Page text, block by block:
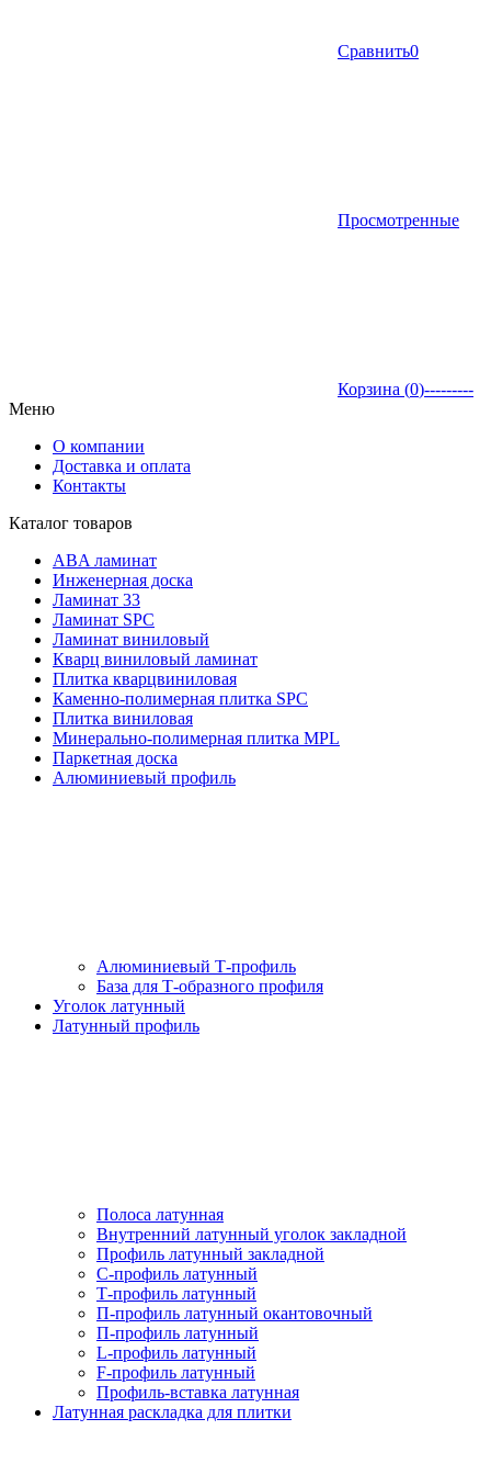
Сравнить0
Просмотренные
Корзина (0)---------
Меню
О компании
Доставка и оплата
Контакты
Каталог товаров
ABA ламинат
Инженерная доска
Ламинат 33
Ламинат SPC
Ламинат виниловый
Кварц виниловый ламинат
Плитка кварцвиниловая
Каменно-полимерная плитка SPC
Плитка виниловая
Минерально-полимерная плитка MPL
Паркетная доска
Алюминиевый профиль
Алюминиевый Т-профиль
База для Т-образного профиля
Уголок латунный
Латунный профиль
Полоса латунная
Внутренний латунный уголок закладной
Профиль латунный закладной
С-профиль латунный
Т-профиль латунный
П-профиль латунный окантовочный
П-профиль латунный
L-профиль латунный
F-профиль латунный
Профиль-вставка латунная
Латунная раскладка для плитки